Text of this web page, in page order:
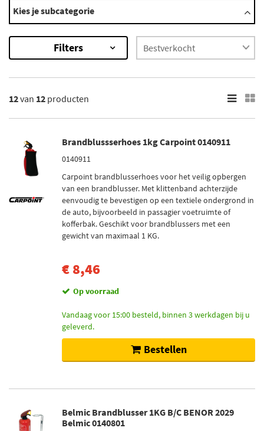
Modellen
1007
104
107
2008
×
Resultaten
Merk
Carpoint (1)
Anaf (2)
Belmic (7)
Niet op voorraad (2)
Kies je subcategorie
Filters
12van 12 producten
Brandblussserhoes 1kg Carpoint 0140911
0140911
Carpoint brandblusserhoes voor het veilig opbergen
van een brandblusser. Met klittenband achterzijde
eenvoudig te bevestigen op een textiele ondergrond in
de auto, bijvoorbeeld in passagier voetruimte of
kofferbak. Geschikt voor brandblussers met een
gewicht van maximaal 1 KG.
€ 8,46
Op voorraad
Vandaag voor 15:00 besteld, binnen 3 werkdagen bij u
geleverd.
Bestellen
Belmic Brandblusser 1KG B/C BENOR 2029
Belmic 0140801